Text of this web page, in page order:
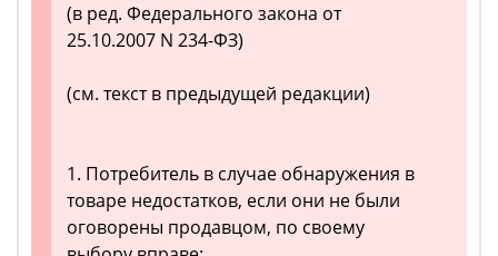
(в ред. Федерального закона от
25.10.2007 N 234-ФЗ)
(см. текст в предыдущей редакции)
1. Потребитель в случае обнаружения в
товаре недостатков, если они не были
оговорены продавцом, по своему